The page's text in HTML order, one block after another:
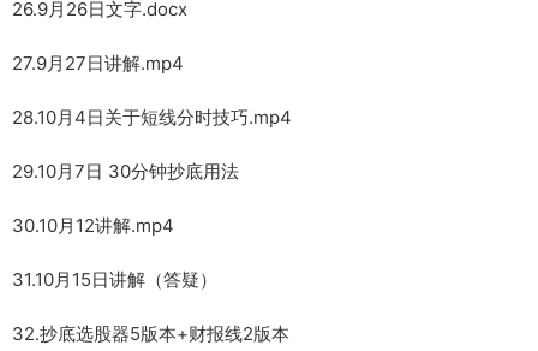
26.9月26日文字.docx
27.9月27日讲解.mp4
28.10月4日关于短线分时技巧.mp4
29.10月7日 30分钟抄底用法
30.10月12讲解.mp4
31.10月15日讲解（答疑）
32.抄底选股器5版本+财报线2版本